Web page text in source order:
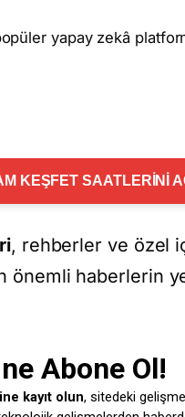
yapay zekâ
KEŞFET SAATLERİNİ
, rehberler ve özel
önemli haberlerin